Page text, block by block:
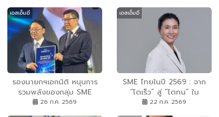
หนุน SME ไทยเติบโตไปด้วย
กัน
แอปพลิเคชัน Thai Street
Gold Star ครั้งแรกของไทย
เอสเอ็มอี
รองนายกฯเอกนิติ หนุนการ
รวมพลังของกลุ่ม SME
พร้อมสั่งการหน่วยงานรัฐเร่ง
26 ก.ค. 2569
เอสเอ็มอี
SME ไทยในปี 2569 : จาก
“โตเร็ว” สู่ “โตทน” ใน
เศรษฐกิจที่ไม่แน่นอน
22 ก.ค. 2569